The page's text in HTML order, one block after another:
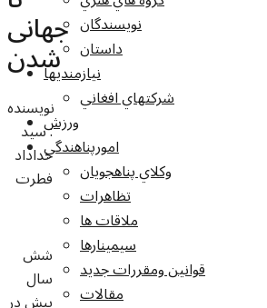
نويسندگان
داستان
نيازمنديها
شرکتهاي افغاني
ورزش
امورپناهندگي
وکلاي پناهجويان
تظاهرات
ملاقات ها
سيمينارها
قوانين ومقررات جديد
مقالات
جهانی
شدن
نویسنده
: سید
خداداد
فطرت
شش
سال